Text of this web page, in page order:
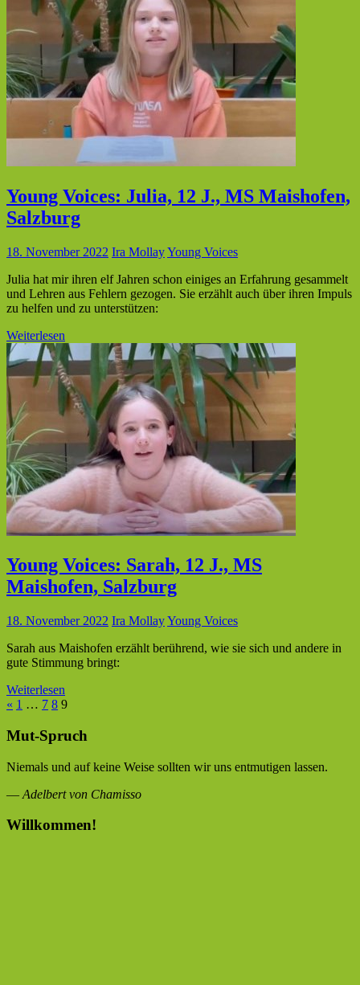
Young Voices: Julia, 12 J., MS Maishofen,
Salzburg
18. November 2022 Ira MollayYoung Voices
Julia hat mir ihren elf Jahren schon einiges an Erfahrung gesammelt
und Lehren aus Fehlern gezogen. Sie erzählt auch über ihren Impuls
zu helfen und zu unterstützen:
Weiterlesen
Young Voices: Sarah, 12 J., MS
Maishofen, Salzburg
18. November 2022 Ira MollayYoung Voices
Sarah aus Maishofen erzählt berührend, wie sie sich und andere in
gute Stimmung bringt:
Weiterlesen
Seitennummerierung
der
Beiträge
« Vorherige
1 … 7 8 9
Mut-Spruch
Niemals und auf keine Weise sollten wir uns entmutigen lassen.
— Adelbert von Chamisso
Willkommen!